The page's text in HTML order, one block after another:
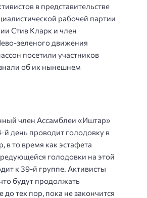
в представительстве
рабочей партии
Стив Кларк и член
зеленого движения
посетили участников
об их нынешнем
член Ассамблеи «Иштар»
день проводит голодовку в
в то время как эстафета
голодовки на этой
к 39-й группе. Активисты
будут продолжать
до тех пор, пока не закончится